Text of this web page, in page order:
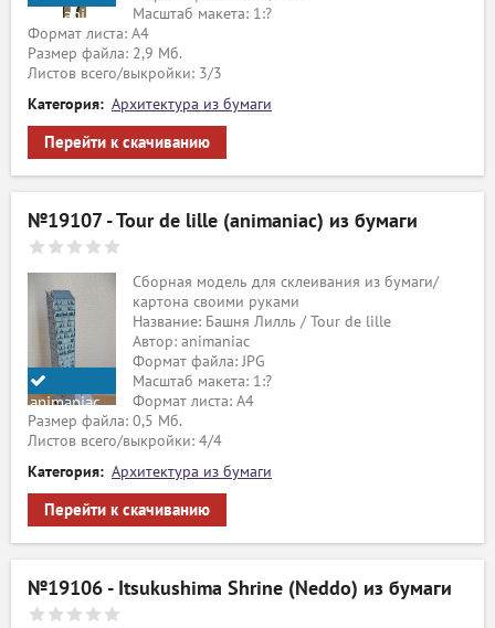
animaniac
Масштаб макета: 1:?
Формат листа: А4
Размер файла: 2,9 Мб.
Листов всего/выкройки: 3/3
Категория: Архитектура из бумаги
Перейти к скачиванию
№19107 - Tour de lille (animaniac) из бумаги
animaniac
Сборная модель для склеивания из бумаги/
картона своими руками
Название: Башня Лилль / Tour de lille
Автор: animaniac
Формат файла: JPG
Масштаб макета: 1:?
Формат листа: А4
Размер файла: 0,5 Мб.
Листов всего/выкройки: 4/4
Категория: Архитектура из бумаги
Перейти к скачиванию
№19106 - Itsukushima Shrine (Neddo) из бумаги